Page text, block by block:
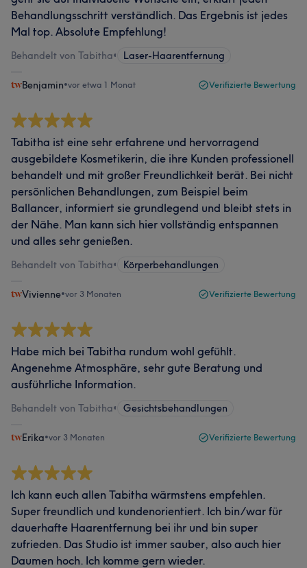
Behandlungsschritt verständlich. Das Ergebnis ist jedes
Mal top. Absolute Empfehlung!
Behandelt von Tabitha• Laser-Haarentfernung
Benjamin•vor etwa 1 Monat Verifizierte Bewertung
Tabitha ist eine sehr erfahrene und hervorragend
ausgebildete Kosmetikerin, die ihre Kunden professionell
behandelt und mit großer Freundlichkeit berät. Bei nicht
persönlichen Behandlungen, zum Beispiel beim
Ballancer, informiert sie grundlegend und bleibt stets in
der Nähe. Man kann sich hier vollständig entspannen
und alles sehr genießen.
Behandelt von Tabitha• Körperbehandlungen
Vivienne•vor 3 Monaten Verifizierte Bewertung
Habe mich bei Tabitha rundum wohl gefühlt.
Angenehme Atmosphäre, sehr gute Beratung und
ausführliche Information.
Behandelt von Tabitha• Gesichtsbehandlungen
Erika•vor 3 Monaten Verifizierte Bewertung
Ich kann euch allen Tabitha wärmstens empfehlen.
Super freundlich und kundenorientiert. Ich bin/war für
dauerhafte Haarentfernung bei ihr und bin super
zufrieden. Das Studio ist immer sauber, also auch hier
Daumen hoch. Ich komme gern wieder.